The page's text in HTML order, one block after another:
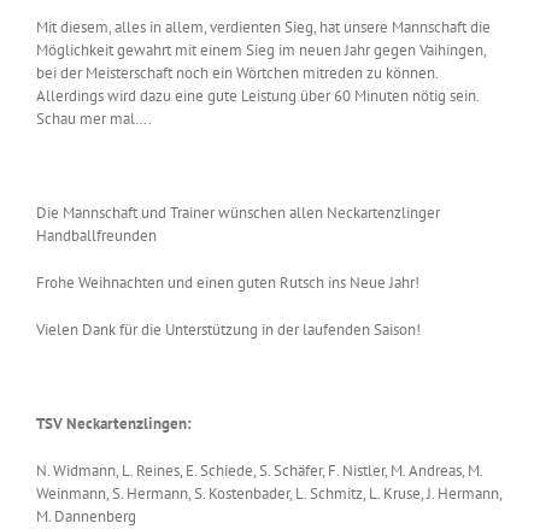
Mit diesem, alles in allem, verdienten Sieg, hat unsere Mannschaft die
Möglichkeit gewahrt mit einem Sieg im neuen Jahr gegen Vaihingen,
bei der Meisterschaft noch ein Wörtchen mitreden zu können.
Allerdings wird dazu eine gute Leistung über 60 Minuten nötig sein.
Schau mer mal….
Die Mannschaft und Trainer wünschen allen Neckartenzlinger
Handballfreunden
Frohe Weihnachten und einen guten Rutsch ins Neue Jahr!
Vielen Dank für die Unterstützung in der laufenden Saison!
TSV Neckartenzlingen:
N. Widmann, L. Reines, E. Schiede, S. Schäfer, F. Nistler, M. Andreas, M.
Weinmann, S. Hermann, S. Kostenbader, L. Schmitz, L. Kruse, J. Hermann,
M. Dannenberg